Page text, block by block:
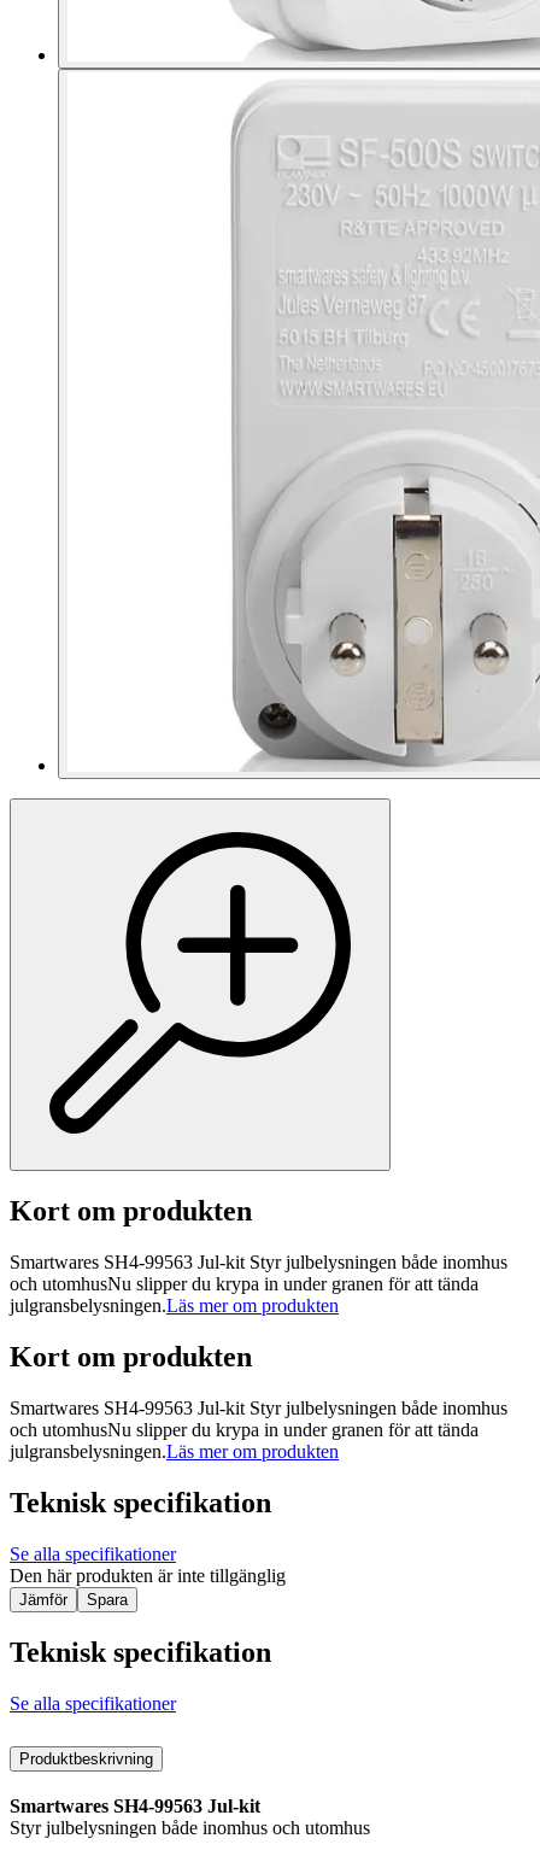
Kort om produkten
Smartwares SH4-99563 Jul-kit Styr julbelysningen både inomhus
och utomhusNu slipper du krypa in under granen för att tända
julgransbelysningen.Läs mer om produkten
Kort om produkten
Smartwares SH4-99563 Jul-kit Styr julbelysningen både inomhus
och utomhusNu slipper du krypa in under granen för att tända
julgransbelysningen.Läs mer om produkten
Teknisk specifikation
Se alla specifikationer
Den här produkten är inte tillgänglig
Jämför Spara
Teknisk specifikation
Se alla specifikationer
Produktbeskrivning
Smartwares SH4-99563 Jul-kit
Styr julbelysningen både inomhus och utomhus